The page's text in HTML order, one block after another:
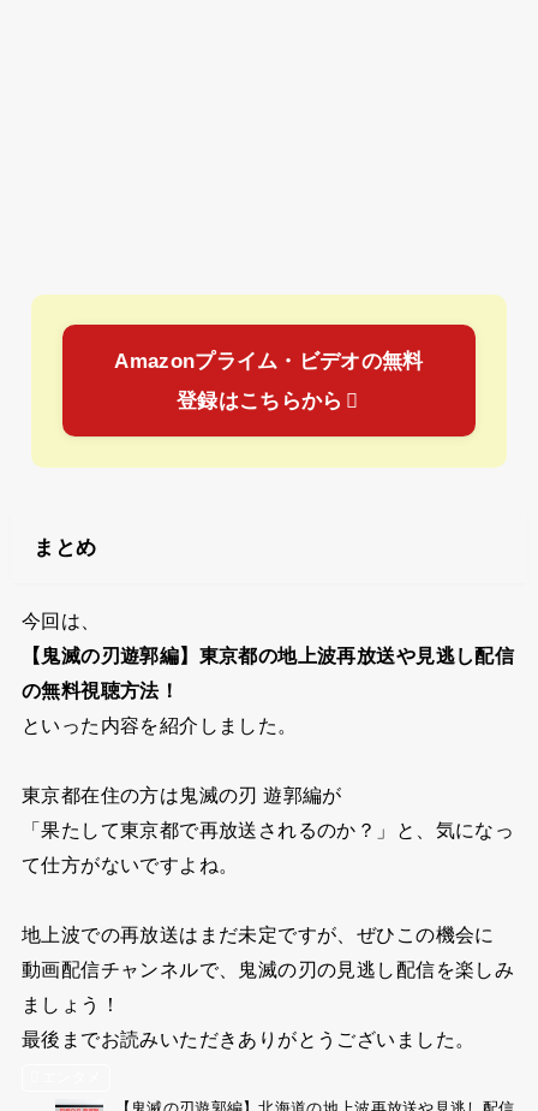
Amazonプライム・ビデオの無料
登録はこちらから
まとめ
今回は、
【鬼滅の刃遊郭編】東京都の地上波再放送や見逃し配信
の無料視聴方法！
といった内容を紹介しました。
東京都在住の方は鬼滅の刃 遊郭編が
「果たして東京都で再放送されるのか？」と、気になっ
て仕方がないですよね。
地上波での再放送はまだ未定ですが、ぜひこの機会に
動画配信チャンネルで、鬼滅の刃の見逃し配信を楽しみ
ましょう！
最後までお読みいただきありがとうございました。